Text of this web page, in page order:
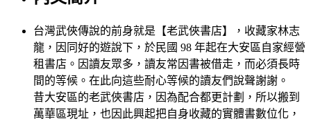
台灣武俠傳說的前身就是【老武俠書店】，收藏家林志
龍，因同好的遊說下，於民國 98 年起在大安區自家經營
租書店。因讀友眾多，讀友常因書被借走，而必須長時
間的等候。在此向這些耐心等候的讀友們說聲謝謝。
昔大安區的老武俠書店，因為配合都更計劃，所以搬到
萬華區現址，也因此興起把自身收藏的實體書數位化，